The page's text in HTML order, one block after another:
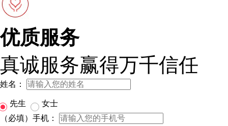
优质服务
真诚服务赢得万千信任
姓名：
先生
女士
（必填）手机：